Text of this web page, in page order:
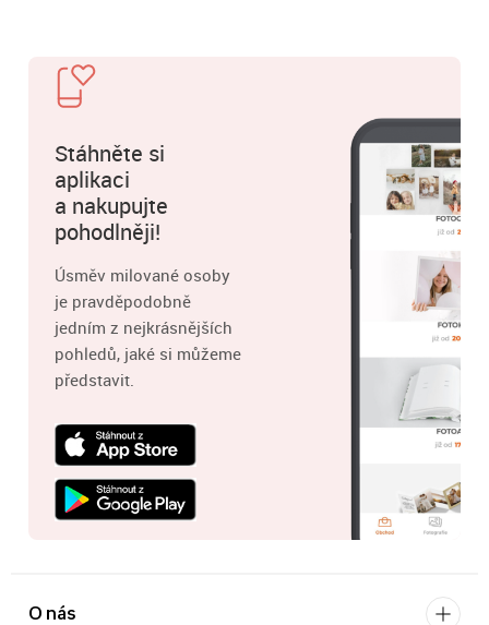
Stáhněte si
aplikaci
a nakupujte
pohodlněji!
Úsměv milované osoby
je pravděpodobně
jedním z nejkrásnějších
pohledů, jaké si můžeme
představit.
O nás